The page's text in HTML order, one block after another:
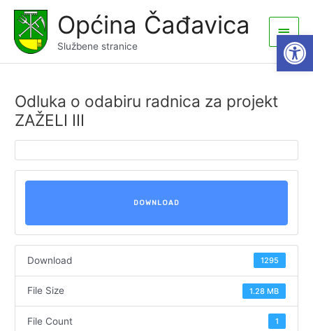
content
Općina Čađavica
Službene stranice
Main
Menu
Odluka o odabiru radnica za projekt
ZAŽELI III
DOWNLOAD
Download 1295
File Size 1.28 MB
File Count 1